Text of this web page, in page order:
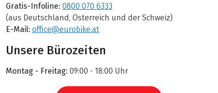
Gratis-Infoline: 0800 070 6333
(aus Deutschland, Österreich und der Schweiz)
E-Mail: office@eurobike.at
Unsere Bürozeiten
Montag - Freitag: 09:00 - 18:00 Uhr